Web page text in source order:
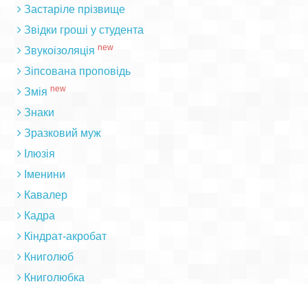
Застаріле прізвище
Звідки гроші у студента
Звукоізоляція new
Зіпсована проповідь
Змія new
Знаки
Зразковий муж
Ілюзія
Іменини
Кавалер
Кадра
Кіндрат-акробат
Книголюб
Книголюбка